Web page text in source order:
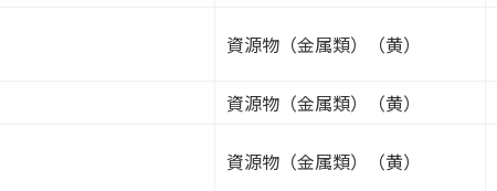
資源物（金属類）（黄）
資源物（金属類）（黄）
資源物（金属類）（黄）